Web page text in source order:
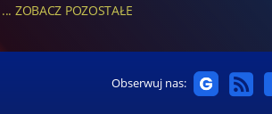
... ZOBACZ POZOSTAŁE
Obserwuj nas: